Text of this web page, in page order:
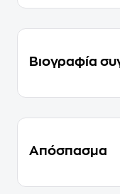
Βιογραφία
Απόσπασμα